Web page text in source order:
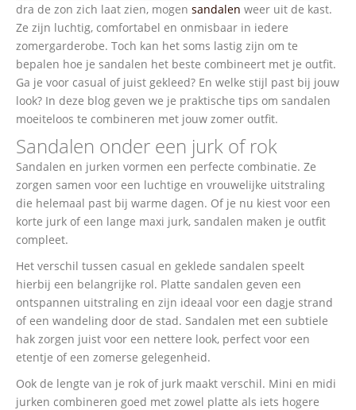
dra de zon zich laat zien, mogen sandalen weer uit de kast.
Ze zijn luchtig, comfortabel en onmisbaar in iedere
zomergarderobe. Toch kan het soms lastig zijn om te
bepalen hoe je sandalen het beste combineert met je outfit.
Ga je voor casual of juist gekleed? En welke stijl past bij jouw
look? In deze blog geven we je praktische tips om sandalen
moeiteloos te combineren met jouw zomer outfit.
Sandalen onder een jurk of rok
Sandalen en jurken vormen een perfecte combinatie. Ze
zorgen samen voor een luchtige en vrouwelijke uitstraling
die helemaal past bij warme dagen. Of je nu kiest voor een
korte jurk of een lange maxi jurk, sandalen maken je outfit
compleet.
Het verschil tussen casual en geklede sandalen speelt
hierbij een belangrijke rol. Platte sandalen geven een
ontspannen uitstraling en zijn ideaal voor een dagje strand
of een wandeling door de stad. Sandalen met een subtiele
hak zorgen juist voor een nettere look, perfect voor een
etentje of een zomerse gelegenheid.
Ook de lengte van je rok of jurk maakt verschil. Mini en midi
jurken combineren goed met zowel platte als iets hogere